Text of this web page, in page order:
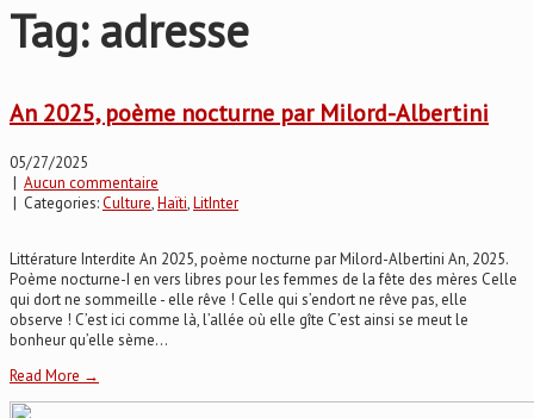
Tag: adresse
An 2025, poème nocturne par Milord-Albertini
05/27/2025
| Aucun commentaire
| Categories:Culture,Haïti,LitInter
Littérature Interdite An 2025, poème nocturne par Milord-Albertini An, 2025.
Poème nocturne-I en vers libres pour les femmes de la fête des mères Celle
qui dort ne sommeille - elle rêve ! Celle qui s’endort ne rêve pas, elle
observe ! C’est ici comme là, l’allée où elle gîte C’est ainsi se meut le
bonheur qu’elle sème...
Read More →